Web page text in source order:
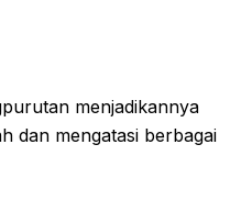
menjadikannya
dan mengatasi berbagai